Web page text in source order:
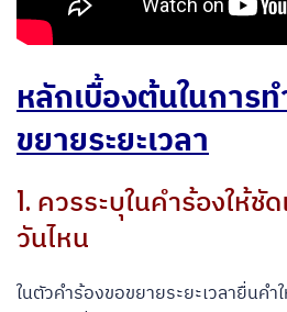
หลักเบื้องต้นในการ
ขยายระยะเวลา
1. ควรระบุในคำร้องให้ชั
วันไหน
ในตัวคำร้องขอขยายระยะเวลายื่นคำ